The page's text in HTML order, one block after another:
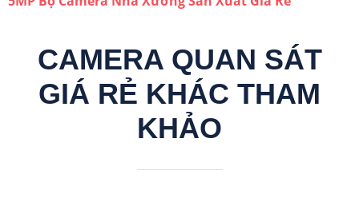
CAMERA QUAN SÁT
GIÁ RẺ KHÁC THAM
KHẢO